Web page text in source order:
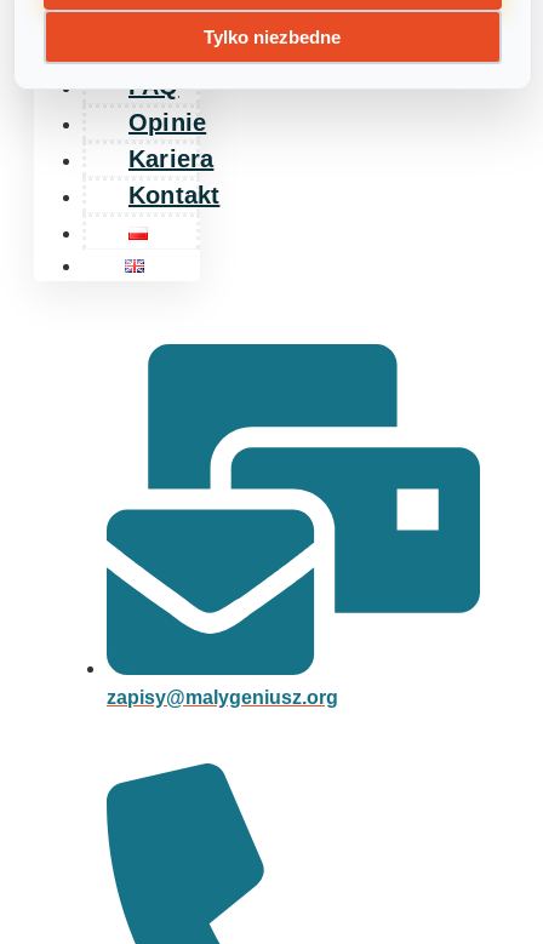
Dla
FAQ
Opinie
Kariera
Kontakt
zapisy@malygeniusz.org
Tylko niezbedne